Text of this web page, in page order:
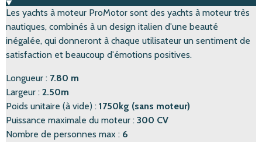
Les yachts à moteur ProMotor sont des yachts à moteur très
nautiques, combinés à un design italien d'une beauté
inégalée, qui donneront à chaque utilisateur un sentiment de
satisfaction et beaucoup d'émotions positives.
Longueur : 7.80 m
Largeur : 2.50m
Poids unitaire (à vide) : 1750kg (sans moteur)
Puissance maximale du moteur : 300 CV
Nombre de personnes max : 6